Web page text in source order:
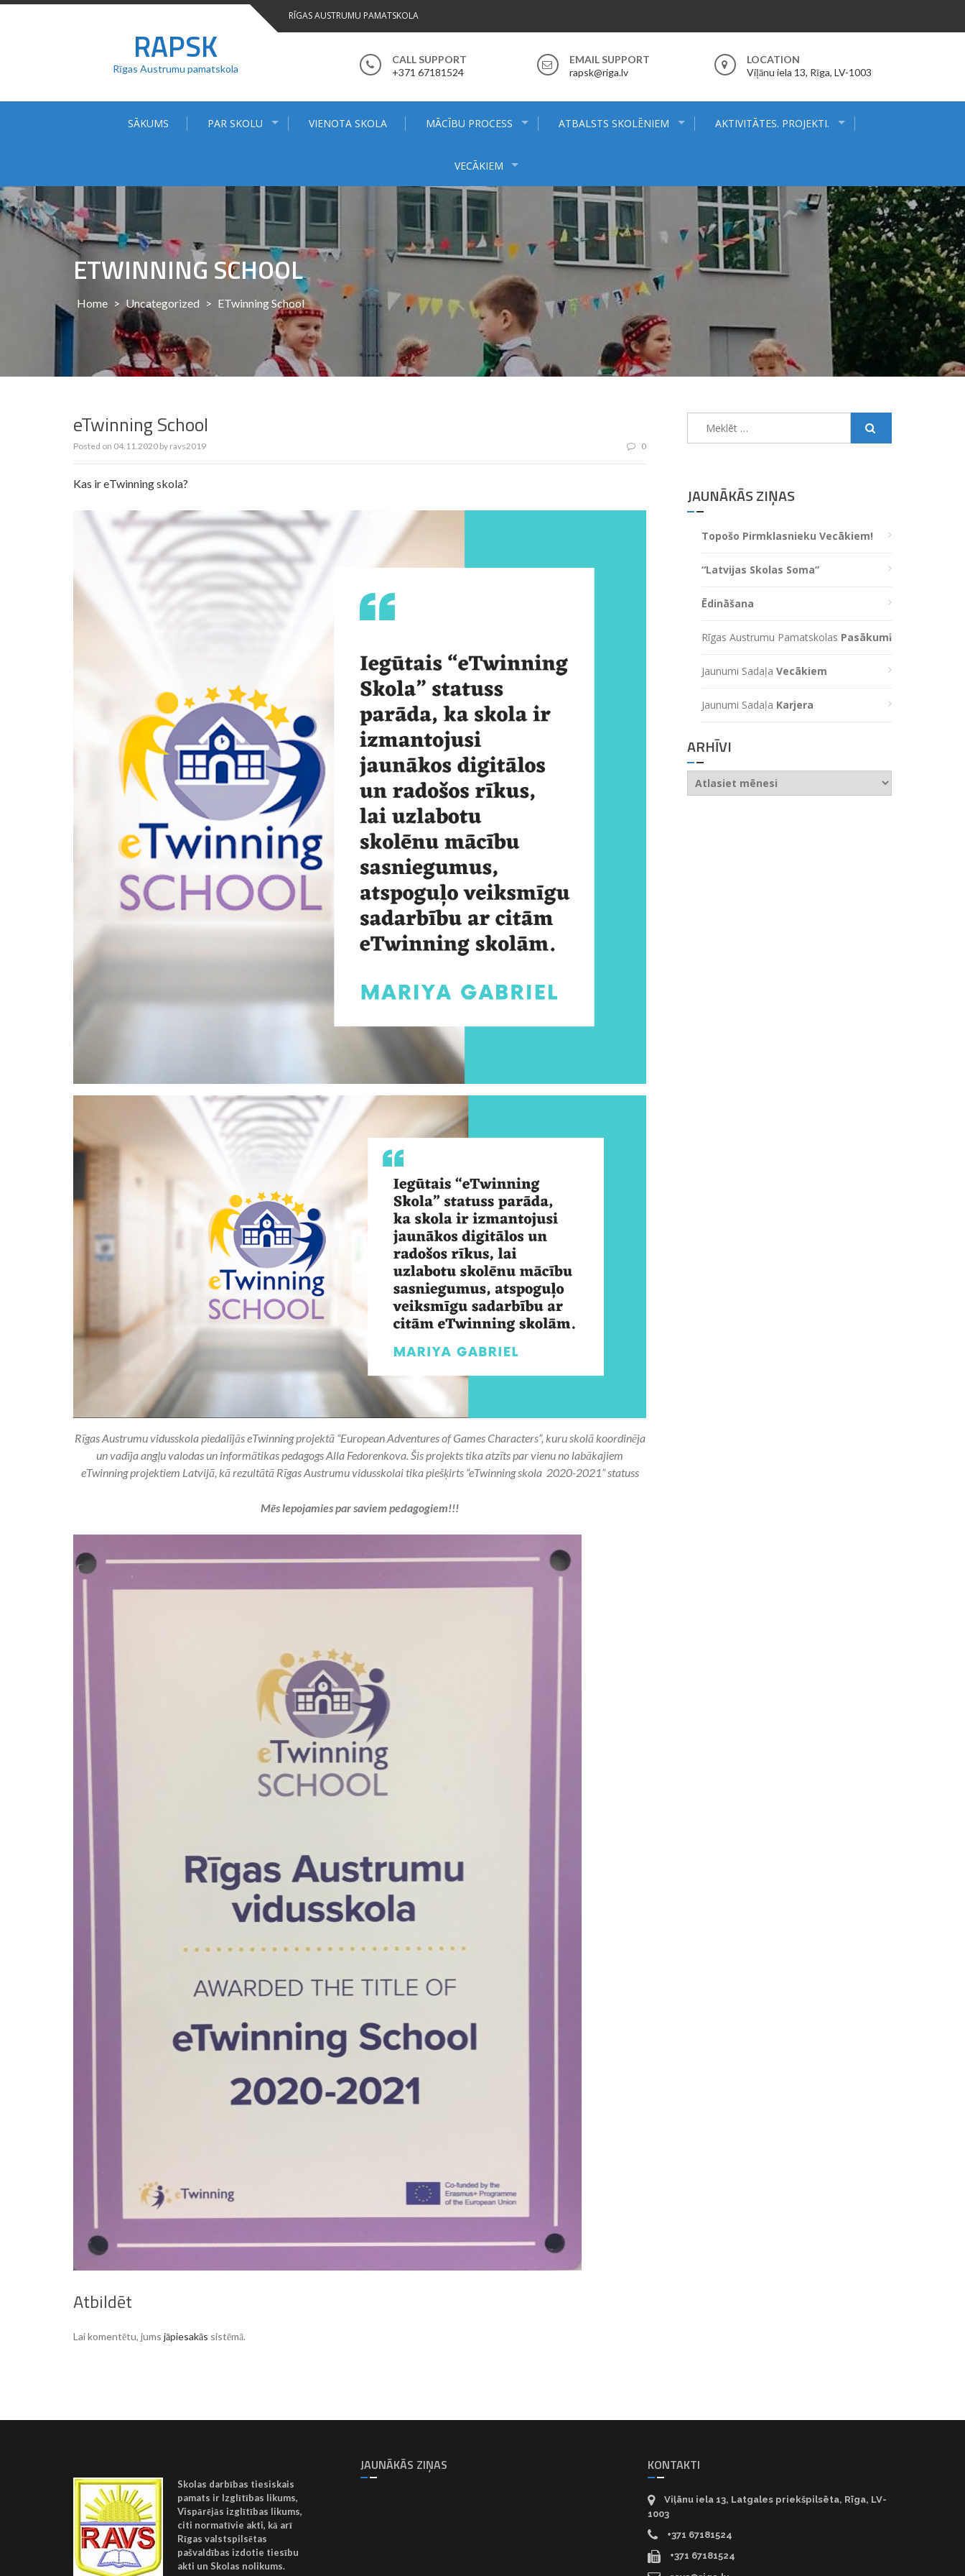
Skip
RĪGAS AUSTRUMU PAMATSKOLA
RAPSK
Rīgas Austrumu pamatskola
CALL SUPPORT
+371 67181524
EMAIL SUPPORT
rapsk@riga.lv
LOCATION
Viļānu iela 13, Rīga, LV-1003
SĀKUMS PAR SKOLU VIENOTA SKOLA MĀCĪBU PROCESS ATBALSTS SKOLĒNIEM AKTIVITĀTES. PROJEKTI.
VECĀKIEM
ETWINNING SCHOOL
Home > Uncategorized > ETwinning School
eTwinning School
Posted on 04.11.2020 by ravs2019 0
Kas ir eTwinning skola?
Rīgas Austrumu vidusskola piedalījās eTwinning projektā “European Adventures of Games Characters”, kuru skolā koordinēja
un vadīja angļu valodas un informātikas pedagogs Alla Fedorenkova. Šis projekts tika atzīts par vienu no labākajiem
eTwinning projektiem Latvijā, kā rezultātā Rīgas Austrumu vidusskolai tika piešķirts “eTwinning skola 2020-2021” statuss
Mēs lepojamies par saviem pedagogiem!!!
Atbildēt
Lai komentētu, jums jāpiesakās sistēmā.
JAUNĀKĀS ZIŅAS
Topošo Pirmklasnieku Vecākiem!
“Latvijas Skolas Soma”
Ēdināšana
Rīgas Austrumu Pamatskolas Pasākumi
Jaunumi Sadaļa Vecākiem
Jaunumi Sadaļa Karjera
ARHĪVI
Arhīvi
Skolas darbības tiesiskais
pamats ir Izglītības likums,
Vispārējās izglītības likums,
citi normatīvie akti, kā arī
Rīgas valstspilsētas
pašvaldības izdotie tiesību
akti un Skolas nolikums.
JAUNĀKĀS ZIŅAS KONTAKTI
Viļānu iela 13, Latgales priekšpilsēta, Rīga, LV-
1003
+371 67181524
+371 67181524